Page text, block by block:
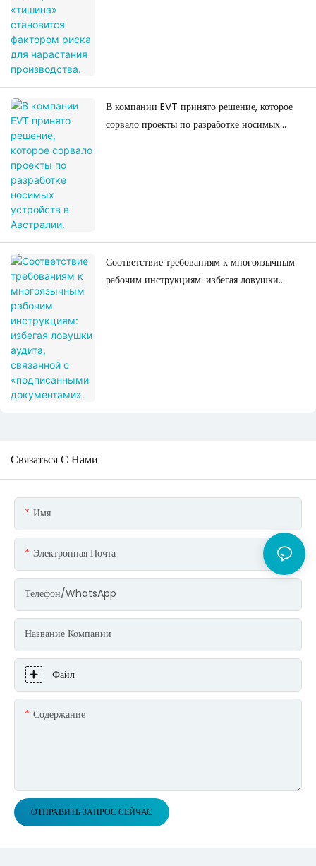
В компании EVT принято решение, которое
сорвало проекты по разработке носимых
Соответствие требованиям к многоязычным
рабочим инструкциям: избегая ловушки
Связаться С Нами
Имя
Электронная Почта
Телефон/WhatsApp
Название Компании
Файл
Содержание
ОТПРАВИТЬ ЗАПРОС СЕЙЧАС